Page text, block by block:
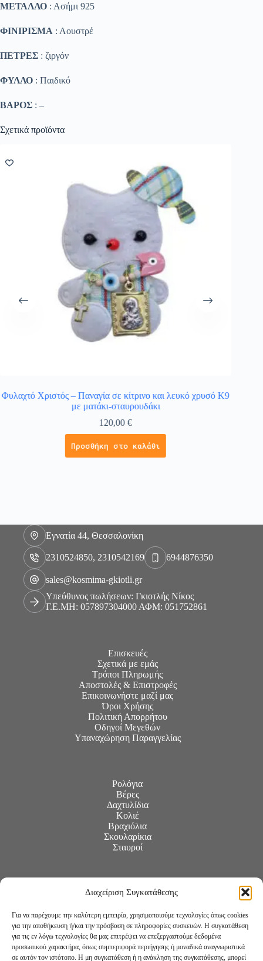
Διαχείριση Συγκατάθεσης
Για να παρέχουμε την καλύτερη εμπειρία, χρησιμοποιούμε τεχνολογίες όπως cookies
για την αποθήκευση ή/και την πρόσβαση σε πληροφορίες συσκευών. Η συγκατάθεση
για τις εν λόγω τεχνολογίες θα μας επιτρέψει να επεξεργαστούμε δεδομένα
προσωπικού χαρακτήρα, όπως συμπεριφορά περιήγησης ή μοναδικά αναγνωριστικά
σε αυτόν τον ιστότοπο. Η μη συγκατάθεση ή η ανάκληση της συγκατάθεσης, μπορεί
ΜΕΤΑΛΛΟ : Ασήμι 925
ΦΙΝΙΡΙΣΜΑ : Λουστρέ
ΠΕΤΡΕΣ : ζιργόν
ΦΥΛΛΟ : Παιδικό
ΒΑΡΟΣ : –
Σχετικά προϊόντα
Φυλαχτό Χριστός – Παναγία σε κίτρινο και λευκό χρυσό Κ9
με ματάκι-σταυρουδάκι
120,00€
Προσθήκη στο καλάθι
Εγνατία 44, Θεσσαλονίκη
2310524850, 2310542169 6944876350
sales@kosmima-gkiotli.gr
Υπεύθυνος πωλήσεων: Γκιοτλής Νίκος
Γ.Ε.ΜΗ: 057897304000 ΑΦΜ: 051752861
Επισκευές
Σχετικά με εμάς
Τρόποι Πληρωμής
Αποστολές & Επιστροφές
Επικοινωνήστε μαζί μας
Όροι Χρήσης
Πολιτική Απορρήτου
Οδηγοί Μεγεθών
Υπαναχώρηση Παραγγελίας
Ρολόγια
Βέρες
Δαχτυλίδια
Κολιέ
Βραχιόλια
Σκουλαρίκια
Σταυροί